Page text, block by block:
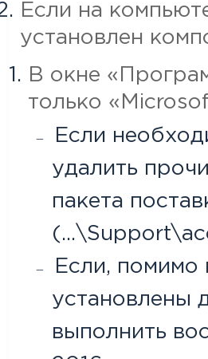
Если на
установлен
В окне
только
Если
удалить
пакета
Если,
установлены
выполнить